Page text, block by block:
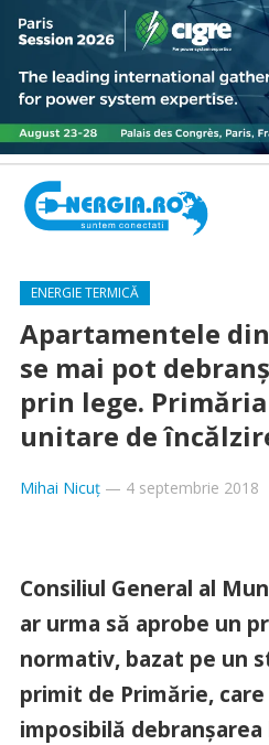
ENERGIE TERMICĂ
Apartamentele
se mai pot
prin lege.
unitare de
Mihai Nicuț— 4 septembrie 2018
Consiliul General al
ar urma să aprobe un
normativ, bazat pe un
primit de Primărie,
imposibilă debranşarea